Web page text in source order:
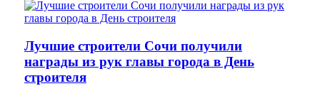
Лучшие строители Сочи получили
награды из рук главы города в День
строителя